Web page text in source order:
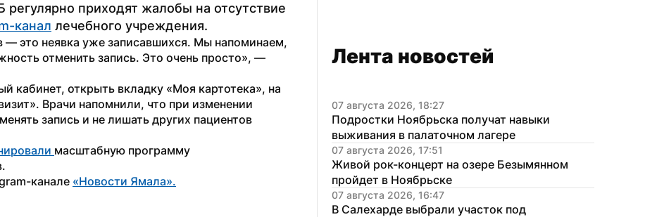
приходят жалобы на отсутствие
канал лечебного учреждения.
— это неявка уже записавшихся. Мы напоминаем,
отменить запись. Это очень просто», —
кабинет, открыть вкладку «Моя картотека», на
Врачи напомнили, что при изменении
запись и не лишать других пациентов
масштабную программу
канале «Новости Ямала».
Лента новостей
07 августа 2026, 18:27
Подростки Ноябрьска получат навыки
выживания в палаточном лагере
07 августа 2026, 17:51
Живой рок-концерт на озере Безымянном
пройдет в Ноябрьске
07 августа 2026, 16:47
В Салехарде выбрали участок под